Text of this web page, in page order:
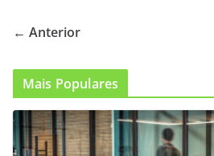
← Anterior
Mais Populares